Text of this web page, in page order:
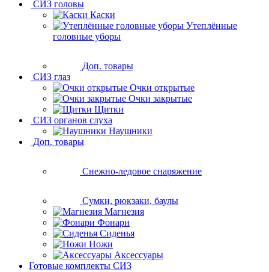
СИЗ головы
Каски
Утеплённые
головные уборы
Доп. товары
СИЗ глаз
Очки открытые
Очки закрытые
Щитки
СИЗ органов слуха
Наушники
Доп. товары
Снежно-ледовое снаряжение
Сумки, рюкзаки, баулы
Магнезия
Фонари
Сиденья
Ножи
Аксессуары
Готовые комплекты СИЗ